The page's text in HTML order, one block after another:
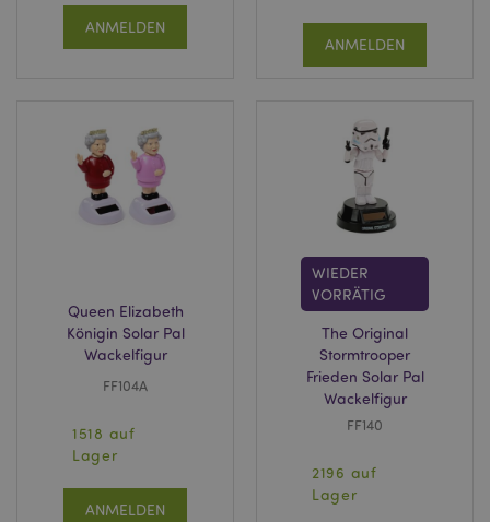
ANMELDEN
ANMELDEN
Queen Elizabeth
Königin Solar Pal
Wackelfigur
FF104A
1518 auf
Lager
ANMELDEN
WIEDER
VORRÄTIG
The Original
Stormtrooper
Frieden Solar Pal
Wackelfigur
FF140
2196 auf
Lager